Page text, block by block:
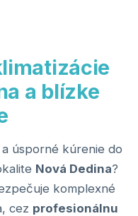
a blízke
úsporné kúrenie do
Nová Dedina?
komplexné
cez profesionálnu